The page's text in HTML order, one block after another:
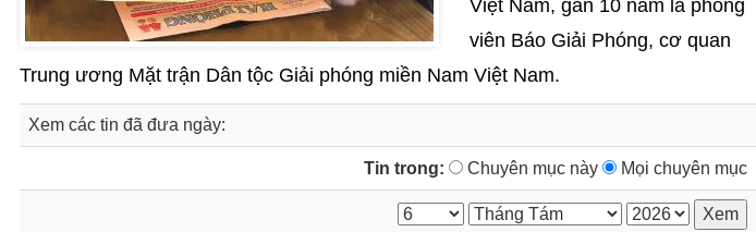
Việt Nam, gần 10 năm là phóng
viên Báo Giải Phóng, cơ quan
Trung ương Mặt trận Dân tộc Giải phóng miền Nam Việt Nam.
Xem các tin đã đưa ngày:
Tin trong: Chuyên mục này Mọi chuyên mục